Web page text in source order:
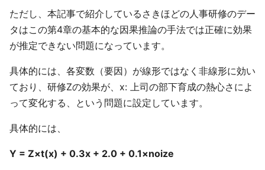
ただし、本記事で紹介しているさきほどの人事研修のデー
タはこの第4章の基本的な因果推論の手法では正確に効果
が推定できない問題になっています。
具体的には、各変数（要因）が線形ではなく非線形に効い
ており、研修Zの効果が、x: 上司の部下育成の熱心さによ
って変化する、という問題に設定しています。
具体的には、
Y = Z×t(x) + 0.3x + 2.0 + 0.1×noize